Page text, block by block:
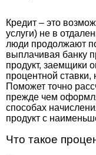
Кредит – это
услуги) не в
люди продолжают
выплачивая банку
продукт, заемщики
процентной
Поможет точно
прежде чем
способах
продукт с
Что такое